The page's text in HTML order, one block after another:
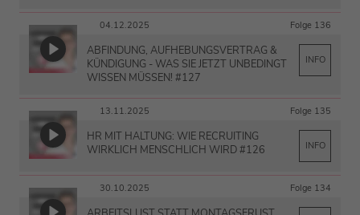
04.12.2025 Folge 136
ABFINDUNG, AUFHEBUNGSVERTRAG &
KÜNDIGUNG - WAS SIE JETZT UNBEDINGT
WISSEN MÜSSEN! #127
INFO
13.11.2025 Folge 135
HR MIT HALTUNG: WIE RECRUITING
WIRKLICH MENSCHLICH WIRD #126
INFO
30.10.2025 Folge 134